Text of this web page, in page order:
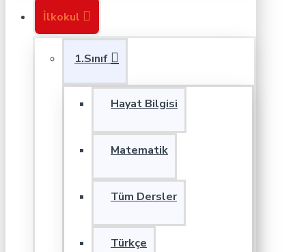
İlkokul
1.Sınıf
Hayat Bilgisi
Matematik
Tüm Dersler
Türkçe